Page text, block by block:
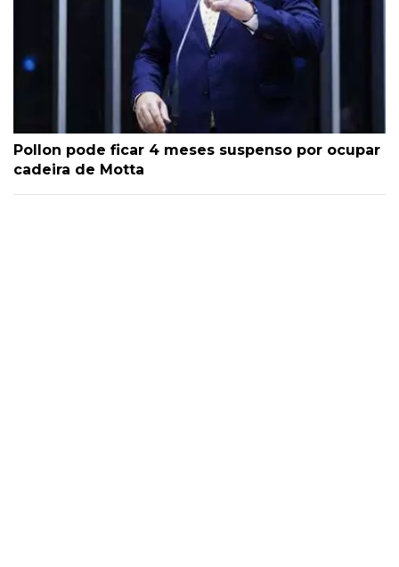
Pollon pode ficar 4 meses suspenso por ocupar
cadeira de Motta